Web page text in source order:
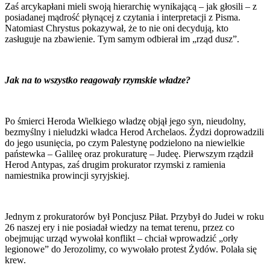
Zaś arcykapłani mieli swoją hierarchię wynikającą – jak głosili – z
posiadanej mądrość płynącej z czytania i interpretacji z Pisma.
Natomiast Chrystus pokazywał, że to nie oni decydują, kto
zasługuje na zbawienie. Tym samym odbierał im „rząd dusz”.
Jak na to wszystko reagowały rzymskie władze?
Po śmierci Heroda Wielkiego władzę objął jego syn, nieudolny,
bezmyślny i nieludzki władca Herod Archelaos. Żydzi doprowadzili
do jego usunięcia, po czym Palestynę podzielono na niewielkie
państewka – Galileę oraz prokuraturę – Judeę. Pierwszym rządził
Herod Antypas, zaś drugim prokurator rzymski z ramienia
namiestnika prowincji syryjskiej.
Jednym z prokuratorów był Poncjusz Piłat. Przybył do Judei w roku
26 naszej ery i nie posiadał wiedzy na temat terenu, przez co
obejmując urząd wywołał konflikt – chciał wprowadzić „orły
legionowe” do Jerozolimy, co wywołało protest Żydów. Polała się
krew.